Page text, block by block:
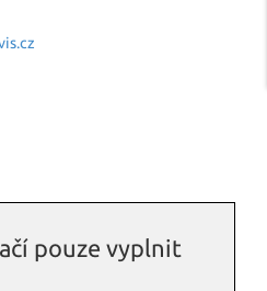
pouze vyplnit